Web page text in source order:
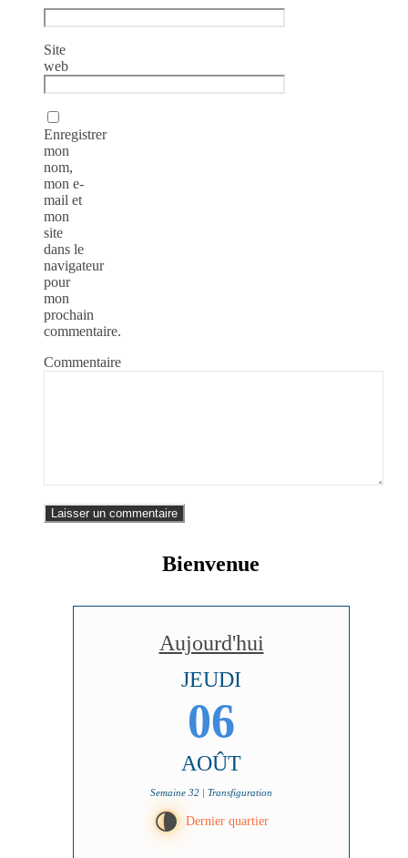
Site
web
Enregistrer
mon
nom,
mon e-
mail et
mon
site
dans le
navigateur
pour
mon
prochain
commentaire.
Commentaire
Bienvenue
Aujourd'hui
JEUDI
06
AOÛT
Semaine 32 | Transfiguration
U Dernier quartier